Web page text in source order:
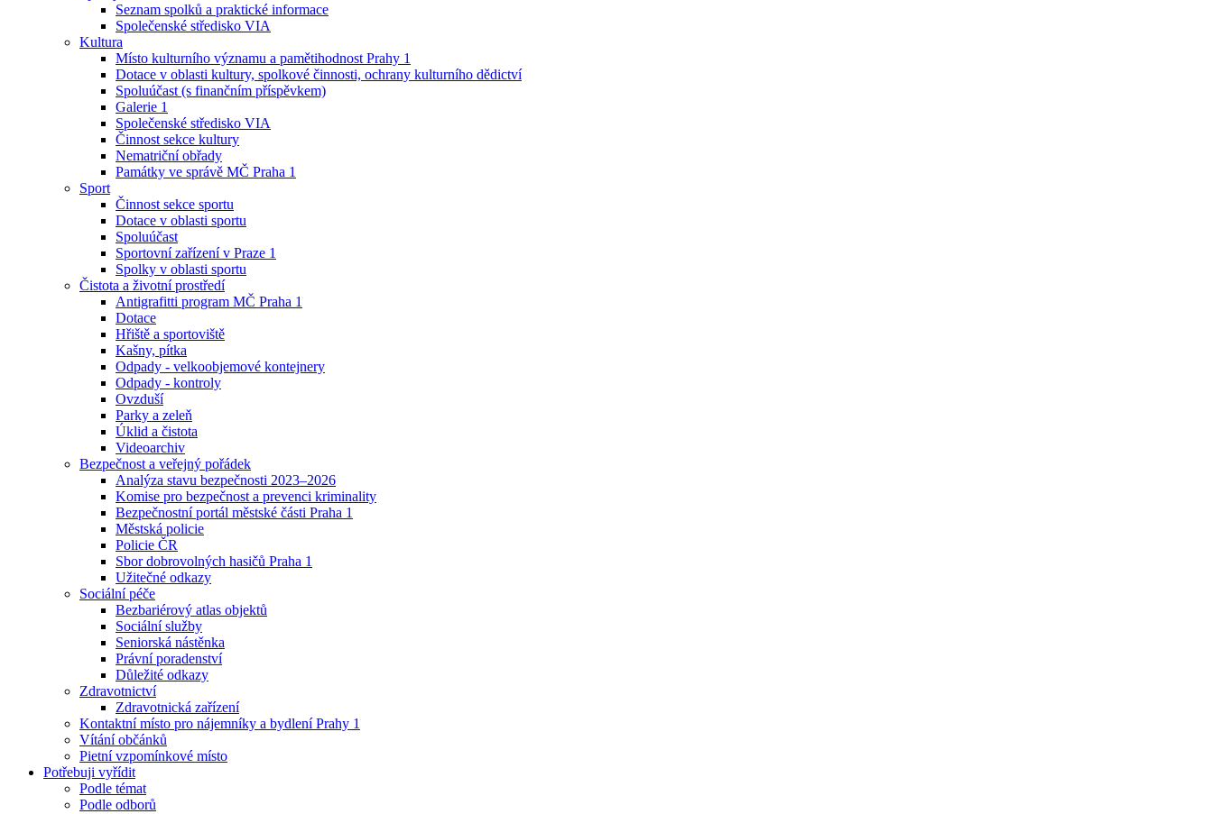
Seznam spolků a praktické informace
Společenské středisko VIA
Kultura
Místo kulturního významu a pamětihodnost Prahy 1
Dotace v oblasti kultury, spolkové činnosti, ochrany kulturního dědictví
Spoluúčast (s finančním příspěvkem)
Galerie 1
Společenské středisko VIA
Činnost sekce kultury
Nematriční obřady
Památky ve správě MČ Praha 1
Sport
Činnost sekce sportu
Dotace v oblasti sportu
Spoluúčast
Sportovní zařízení v Praze 1
Spolky v oblasti sportu
Čistota a životní prostředí
Antigrafitti program MČ Praha 1
Dotace
Hřiště a sportoviště
Kašny, pítka
Odpady - velkoobjemové kontejnery
Odpady - kontroly
Ovzduší
Parky a zeleň
Úklid a čistota
Videoarchiv
Bezpečnost a veřejný pořádek
Analýza stavu bezpečnosti 2023–2026
Komise pro bezpečnost a prevenci kriminality
Bezpečnostní portál městské části Praha 1
Městská policie
Policie ČR
Sbor dobrovolných hasičů Praha 1
Užitečné odkazy
Sociální péče
Bezbariérový atlas objektů
Sociální služby
Seniorská nástěnka
Právní poradenství
Důležité odkazy
Zdravotnictví
Zdravotnická zařízení
Kontaktní místo pro nájemníky a bydlení Prahy 1
Vítání občánků
Pietní vzpomínkové místo
Potřebuji vyřídit
Podle témat
Podle odborů